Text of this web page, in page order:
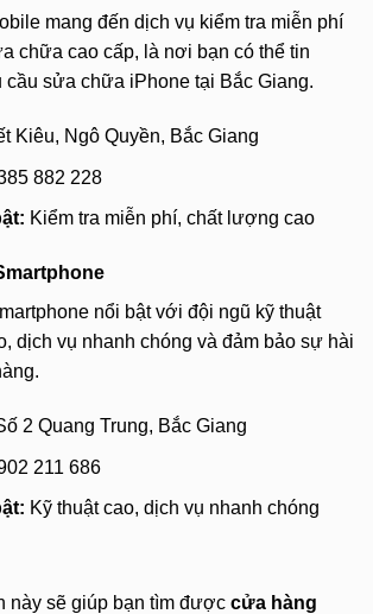
mang đến dịch vụ kiểm tra miễn phí
chữa cao cấp, là nơi bạn có thể tin
sửa chữa iPhone tại Bắc Giang.
Kiêu, Ngô Quyền, Bắc Giang
882 228
Kiểm tra miễn phí, chất lượng cao
nổi bật với đội ngũ kỹ thuật
dịch vụ nhanh chóng và đảm bảo sự hài
2 Quang Trung, Bắc Giang
211 686
Kỹ thuật cao, dịch vụ nhanh chóng
này sẽ giúp bạn tìm được cửa hàng